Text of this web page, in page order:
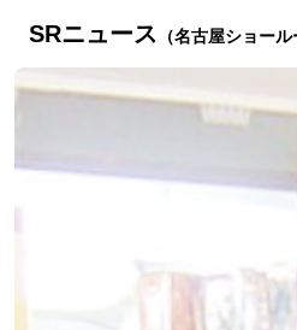
SRニュース （名古屋ショー